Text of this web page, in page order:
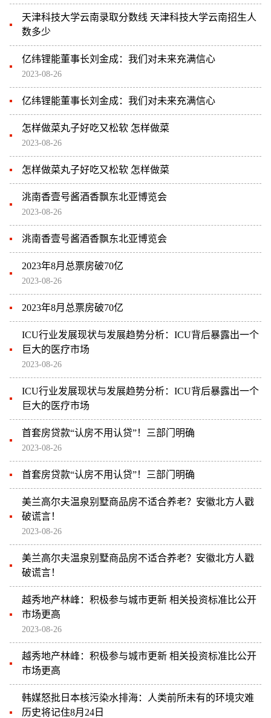
天津科技大学云南录取分数线 天津科技大学云南招生人
数多少
亿纬锂能董事长刘金成：我们对未来充满信心
2023-08-26
亿纬锂能董事长刘金成：我们对未来充满信心
怎样做菜丸子好吃又松软 怎样做菜
2023-08-26
怎样做菜丸子好吃又松软 怎样做菜
洮南香壹号酱酒香飘东北亚博览会
2023-08-26
洮南香壹号酱酒香飘东北亚博览会
2023年8月总票房破70亿
2023-08-26
2023年8月总票房破70亿
ICU行业发展现状与发展趋势分析：ICU背后暴露出一个
巨大的医疗市场
2023-08-26
ICU行业发展现状与发展趋势分析：ICU背后暴露出一个
巨大的医疗市场
首套房贷款“认房不用认贷”！三部门明确
2023-08-26
首套房贷款“认房不用认贷”！三部门明确
美兰高尔夫温泉别墅商品房不适合养老？安徽北方人戳
破谎言！
2023-08-26
美兰高尔夫温泉别墅商品房不适合养老？安徽北方人戳
破谎言！
越秀地产林峰：积极参与城市更新 相关投资标准比公开
市场更高
2023-08-26
越秀地产林峰：积极参与城市更新 相关投资标准比公开
市场更高
韩媒怒批日本核污染水排海：人类前所未有的环境灾难
历史将记住8月24日